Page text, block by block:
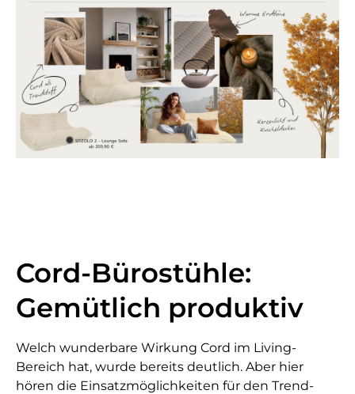
Cord-Bürostühle:
Gemütlich produktiv
Welch wunderbare Wirkung Cord im Living-
Bereich hat, wurde bereits deutlich. Aber hier
hören die Einsatzmöglichkeiten für den Trend-